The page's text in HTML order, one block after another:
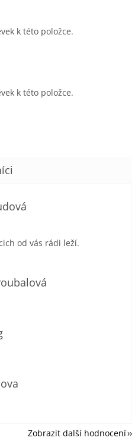
k této položce.
k této položce.
je 5 z 5 hvězdiček.
od vás rádi leží.
je 5 z 5 hvězdiček.
je 5 z 5 hvězdiček.
je 5 z 5 hvězdiček.
Zobrazit další hodnocení